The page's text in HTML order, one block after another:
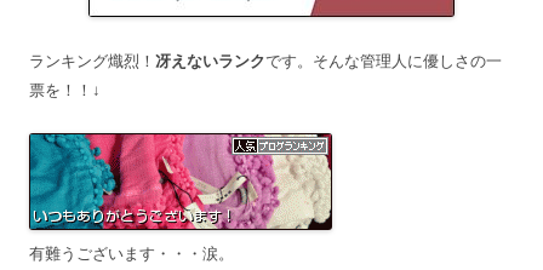
ランキング熾烈！ 冴えないランクです。そんな管理人に優しさの一
票を！！↓
有難うございます・・・涙。